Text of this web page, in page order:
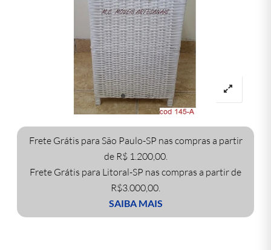
Frete Grátis para São Paulo-SP nas compras a partir
de R$ 1.200,00.
Frete Grátis para Litoral-SP nas compras a partir de
R$3.000,00.
SAIBA MAIS